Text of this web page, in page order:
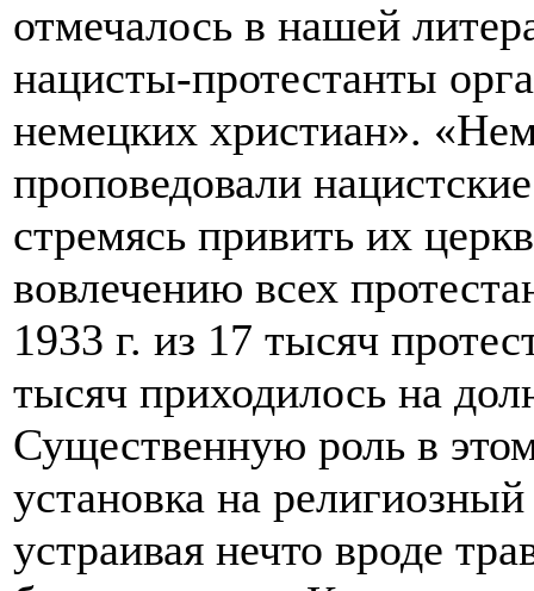
отмечалось в нашей
нацисты-протестанты
немецких христиан».
проповедовали
стремясь привить их
вовлечению всех
1933 г. из 17 тысяч
тысяч приходилось на
Существенную роль в
установка на
устраивая нечто вроде